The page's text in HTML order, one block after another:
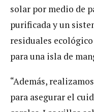
solar por medio de
purificada y un
residuales
para una isla de
“Además,
para asegurar el